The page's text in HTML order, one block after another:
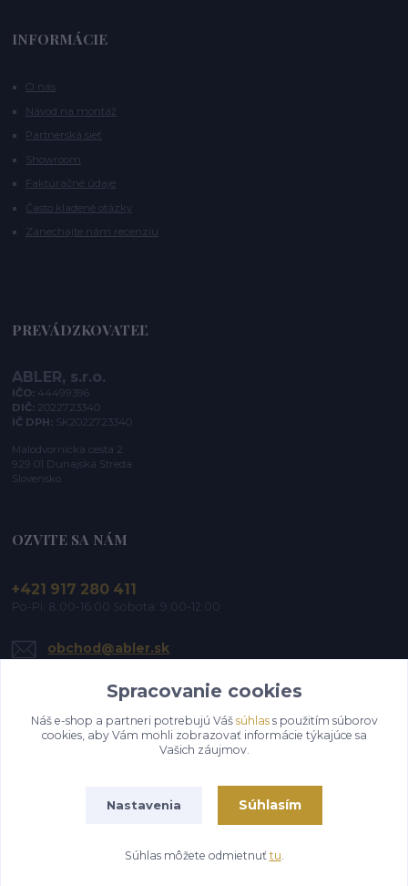
INFORMÁCIE
O nás
Návod na montáž
Partnerská sieť
Showroom
Faktúračné údaje
Často kladené otázky
Zanechajte nám recenziu
PREVÁDZKOVATEĽ
ABLER, s.r.o.
IČO: 44499396
DIČ: 2022723340
IČ DPH: SK2022723340
Malodvornícka cesta 2
929 01 Dunajská Streda
Slovensko
OZVITE SA NÁM
+421 917 280 411
Po-Pi: 8:00-16:00 Sobota: 9:00-12:00
obchod@abler.sk
Upraviť zber cookies.
Vytvorené na
Eshop-rychlo.sk
Spracovanie cookies
Náš e-shop a partneri potrebujú Váš súhlass použitím súborov
cookies, aby Vám mohli zobrazovať informácie týkajúce sa
Vašich záujmov.
Nastavenia Súhlasím
Súhlas môžete odmietnuť tu